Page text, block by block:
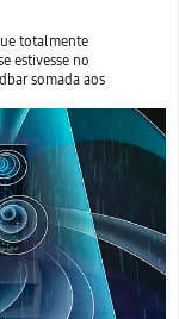
totalmente
estivesse no
somada aos